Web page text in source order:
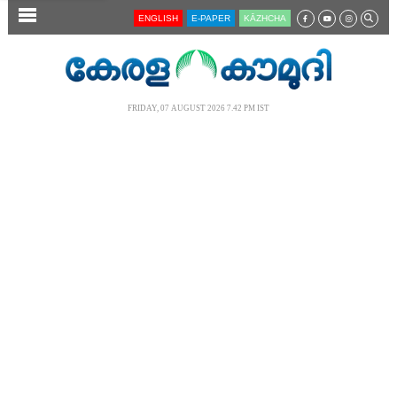
SECTIONS ENGLISH E-PAPER KĀZHCHA
FRIDAY, 07 AUGUST 2026 7.42 PM IST